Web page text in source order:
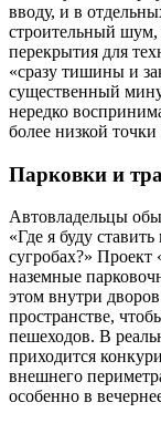
вводу, и в
строительный шум,
перекрытия для
«сразу тишины и
существенный
нередко
более низкой
Парковки и
Автовладельцы
«Где я буду
сугробах?» Проект
наземные
этом внутри
пространстве,
пешеходов. В
приходится
внешнего
особенно в